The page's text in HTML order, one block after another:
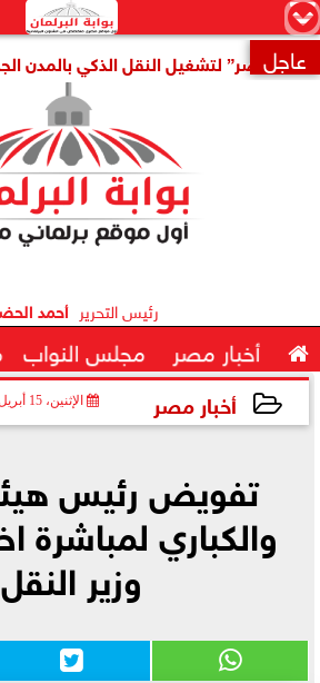
×


 عاجللتشغيل النقل الذكي بالمدن الجديدة
رئيس التحرير أحمد
 أخبار مصر مجلس النواب
أخبار مصر الإثنين، 15 أبريل 2024
تفويض رئيس
والكباري
وزير النقل